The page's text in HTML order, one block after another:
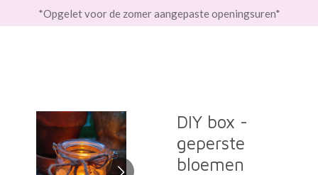
direct
*Opgelet voor de zomer aangepaste openingsuren*
DIY box -
geperste
bloemen